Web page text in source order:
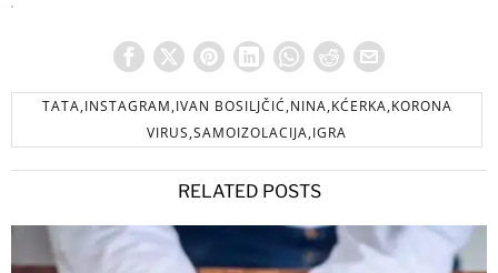
TATA,INSTAGRAM,IVAN BOSILJČIĆ,NINA,KĆERKA,KORONA
VIRUS,SAMOIZOLACIJA,IGRA
RELATED POSTS